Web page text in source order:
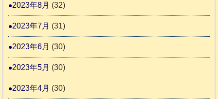
2023年8月 (32)
2023年7月 (31)
2023年6月 (30)
2023年5月 (30)
2023年4月 (30)